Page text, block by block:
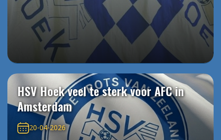
HSV Hoek veel te sterk voor AFC in
Amsterdam
20-04-2026